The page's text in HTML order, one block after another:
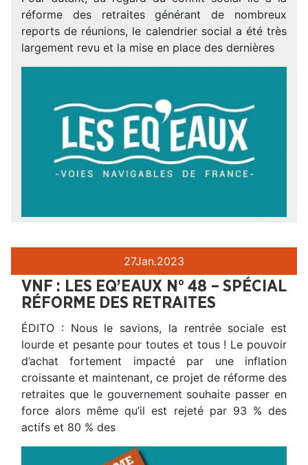
réforme des retraites générant de nombreux
reports de réunions, le calendrier social a été très
largement revu et la mise en place des dernières
27Jan.2023
VNF : LES EQ’EAUX N° 48 – SPÉCIAL
RÉFORME DES RETRAITES
ÉDITO : Nous le savions, la rentrée sociale est
lourde et pesante pour toutes et tous ! Le pouvoir
d’achat fortement impacté par une inflation
croissante et maintenant, ce projet de réforme des
retraites que le gouvernement souhaite passer en
force alors même qu’il est rejeté par 93 % des
actifs et 80 % des